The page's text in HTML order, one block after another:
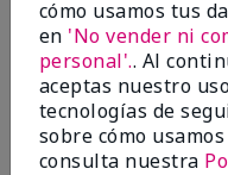
blends effortlessly. I
10/10 I definitely
Mostrar Traducción
cómo usamos tus
en 'No vender ni
personal'.. Al
aceptas nuestro
tecnologías de
sobre cómo
consulta nuestra